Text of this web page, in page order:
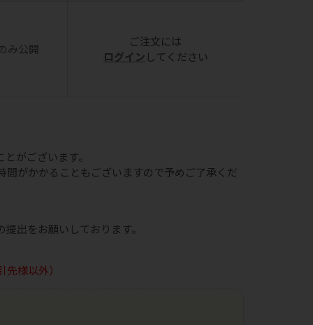
み公開
ご注文には
ログイン してください
がございます。
がかかることもございますので予めご了承くだ
出をお願いしております。
様以外）